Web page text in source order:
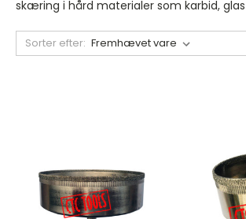
skæring i hård materialer som karbid,
Sorter efter: